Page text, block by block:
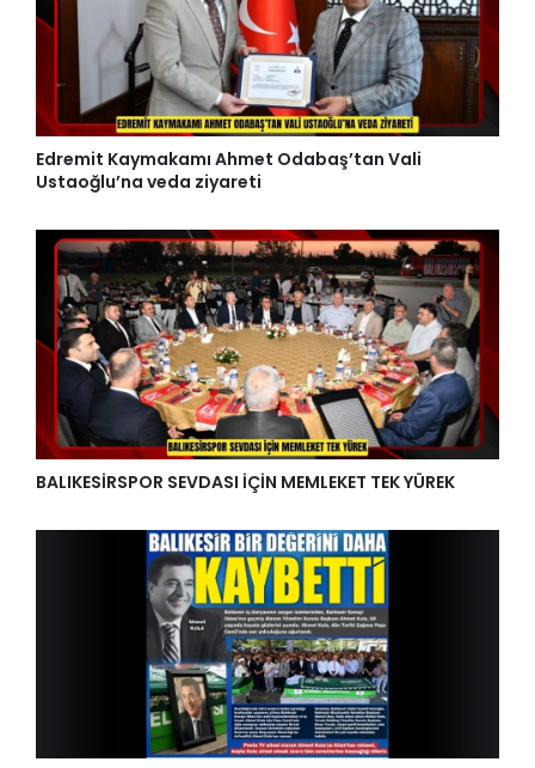
Edremit Kaymakamı Ahmet Odabaş’tan Vali
Ustaoğlu’na veda ziyareti
BALIKESİRSPOR SEVDASI İÇİN MEMLEKET TEK YÜREK